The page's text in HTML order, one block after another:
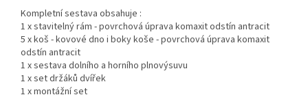
Kompletní sestava obsahuje :
1 x stavitelný rám - povrchová úprava komaxit odstín antracit
5 x koš - kovové dno i boky koše - povrchová úprava komaxit
odstín antracit
1 x sestava dolního a horního plnovýsuvu
1 x set držáků dvířek
1 x montážní set